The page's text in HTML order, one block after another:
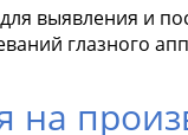
выявления и
глазного
на